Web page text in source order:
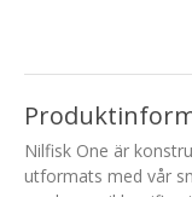
Nilfisk One är
utformats med vår